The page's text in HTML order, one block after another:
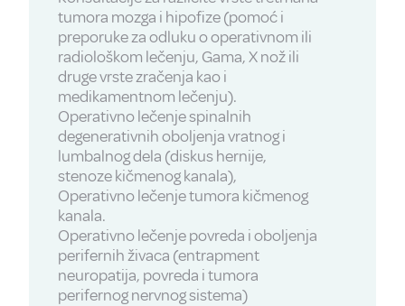
tumora mozga i hipofize (pomoć i
preporuke za odluku o operativnom ili
radiološkom lečenju, Gama, X nož ili
druge vrste zračenja kao i
medikamentnom lečenju).
Operativno lečenje spinalnih
degenerativnih oboljenja vratnog i
lumbalnog dela (diskus hernije,
stenoze kičmenog kanala),
Operativno lečenje tumora kičmenog
kanala.
Operativno lečenje povreda i oboljenja
perifernih živaca (entrapment
neuropatija, povreda i tumora
perifernog nervnog sistema)